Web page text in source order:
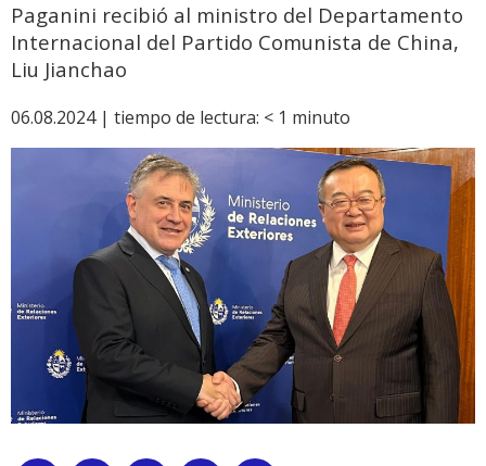
Paganini recibió al ministro del Departamento
Internacional del Partido Comunista de China,
Liu Jianchao
06.08.2024 | tiempo de lectura: < 1 minuto